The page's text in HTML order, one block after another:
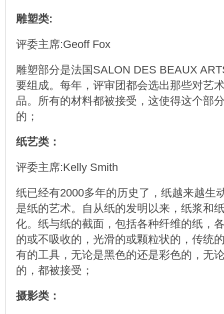
雕塑类:
评委主席:Geoff Fox
雕塑部分是法国SALON DES BEAUX
要组成。每年，评审团都会选出那些对艺
品。所有的材料都被接受，这使得这个部
的；
纸艺类：
评委主席:Kelly Smith
纸已经有2000多年的历史了，纸越来越生
是纸的艺术。自从纸的发明以来，纸浆和
化。纸与纸的截面，包括各种纤维的纸，
的或不吸收的，光滑的或颗粒状的，传统
有的工具，无论是黑色的还是彩色的，无
的，都被接受；
摄影类：